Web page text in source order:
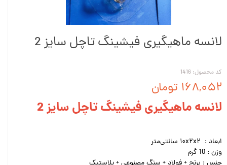
کد محصول: 1416
۱۶۸,۰۵۲ تومان
ابعاد : ۱۰x۲x۲ سانتی‌متر
وزن : 10 گرم